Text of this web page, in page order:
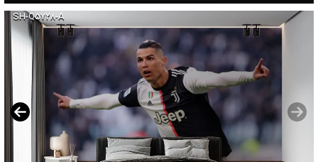
SH-Q۵۷۲۸-A